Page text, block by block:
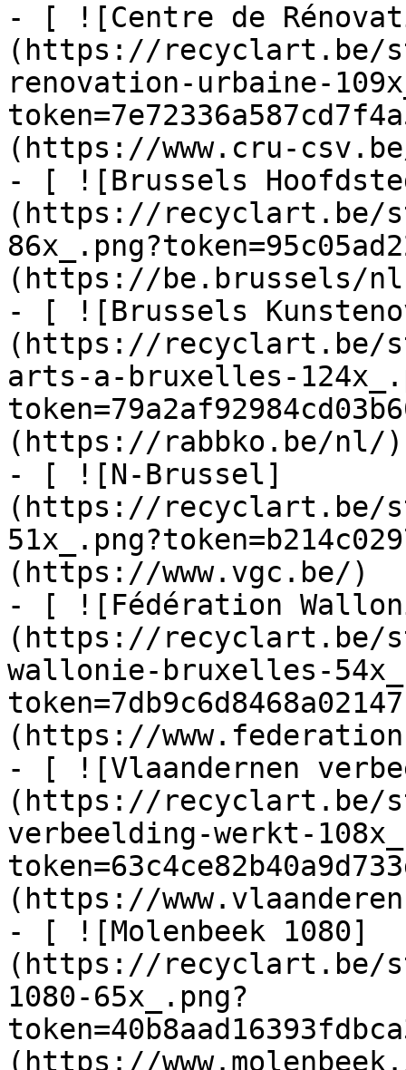
- [ ![Centre de
(https://recyclart.be/
renovation-urbaine-
(https://www.cru-
- [ ![Brussels
(https://recyclart.be/
(https://be.brussels/
- [ ![Brussels
(https://recyclart.be/
arts-a-bruxelles-
(https://rabbko.be/nl/)
- [ ![N-Brussel]
(https://recyclart.be/
(https://www.vgc.be/)
- [ ![Fédération
(https://recyclart.be/
wallonie-bruxelles-
(https://
- [ ![Vlaandernen
(https://recyclart.be/
verbeelding-werkt-
(https://
- [ ![Molenbeek 1080]
(https://recyclart.be/
1080-65x_.png?
(https://